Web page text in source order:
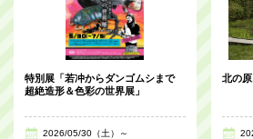
特別展「若冲からダンゴムシまで
超絶造形＆色彩の世界展」
2026/05/30（土）～
北の